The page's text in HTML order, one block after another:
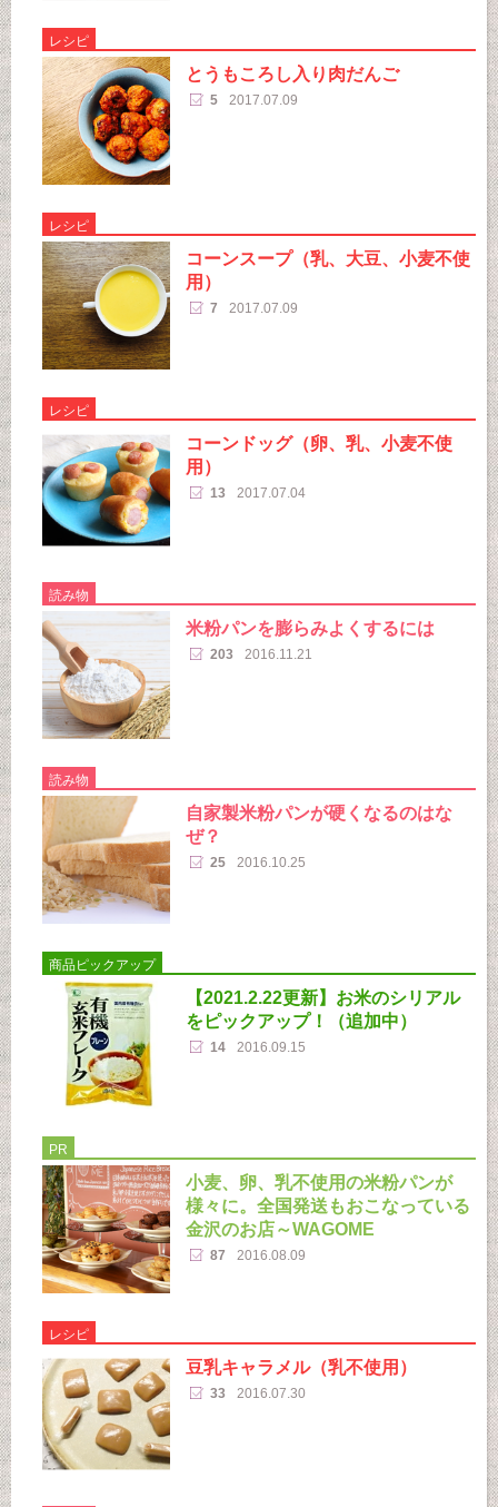
レシピ
とうもころし入り肉だんご
5 2017.07.09
レシピ
コーンスープ（乳、大豆、小麦不使
用）
7 2017.07.09
レシピ
コーンドッグ（卵、乳、小麦不使
用）
13 2017.07.04
読み物
米粉パンを膨らみよくするには
203 2016.11.21
読み物
自家製米粉パンが硬くなるのはな
ぜ？
25 2016.10.25
商品ピックアップ
【2021.2.22更新】お米のシリアル
をピックアップ！（追加中）
14 2016.09.15
PR
小麦、卵、乳不使用の米粉パンが
様々に。全国発送もおこなっている
金沢のお店～WAGOME
87 2016.08.09
レシピ
豆乳キャラメル（乳不使用）
33 2016.07.30